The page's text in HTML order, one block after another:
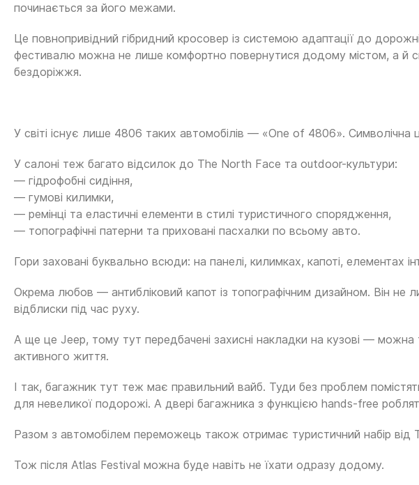
починається за його межами.
Це повнопривідний гібридний кросовер із системою адаптації до
фестивалю можна не лише комфортно повернутися додому містом, а й
бездоріжжя.
У світі існує лише 4806 таких автомобілів — «One of 4806». Символічна
У салоні теж багато відсилок до The North Face та outdoor-культури:
— гідрофобні сидіння,
— гумові килимки,
— ремінці та еластичні елементи в стилі туристичного спорядження,
— топографічні патерни та приховані пасхалки по всьому авто.
Гори заховані буквально всюди: на панелі, килимках, капоті, елементах
Окрема любов — антибліковий капот із топографічним дизайном. Він не
відблиски під час руху.
А ще це Jeep, тому тут передбачені захисні накладки на кузові —
активного життя.
І так, багажник тут теж має правильний вайб. Туди без проблем
для невеликої подорожі. А двері багажника з функцією hands-free
Разом з автомобілем переможець також отримає туристичний набір
Тож після Atlas Festival можна буде навіть не їхати одразу додому.